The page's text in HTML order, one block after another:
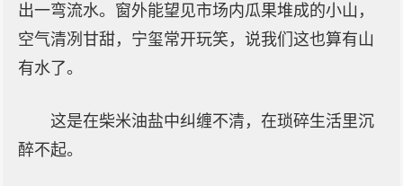
出一弯流水。窗外能望见市场内瓜果堆成的小山，
空气清冽甘甜，宁玺常开玩笑，说我们这也算有山
有水了。
这是在柴米油盐中纠缠不清，在琐碎生活里沉
醉不起。